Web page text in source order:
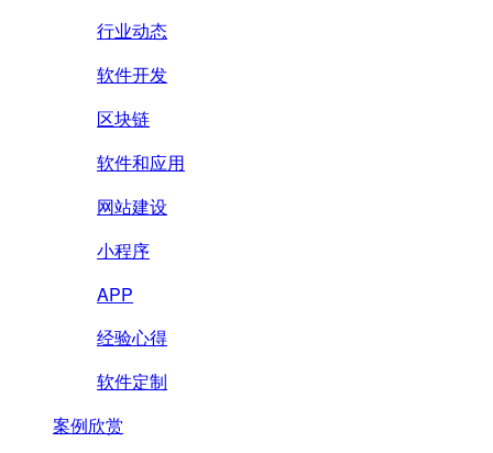
行业动态
软件开发
区块链
软件和应用
网站建设
小程序
APP
经验心得
软件定制
案例欣赏